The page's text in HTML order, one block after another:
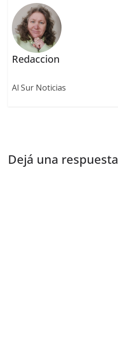
Redaccion
Al Sur Noticias
Dejá una respuesta